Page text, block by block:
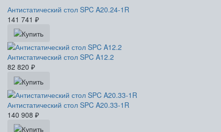
Антистатический стол SPC A20.24-1R
141 741 ₽
Антистатический стол SPC A12.2
82 820 ₽
Антистатический стол SPC A20.33-1R
140 908 ₽